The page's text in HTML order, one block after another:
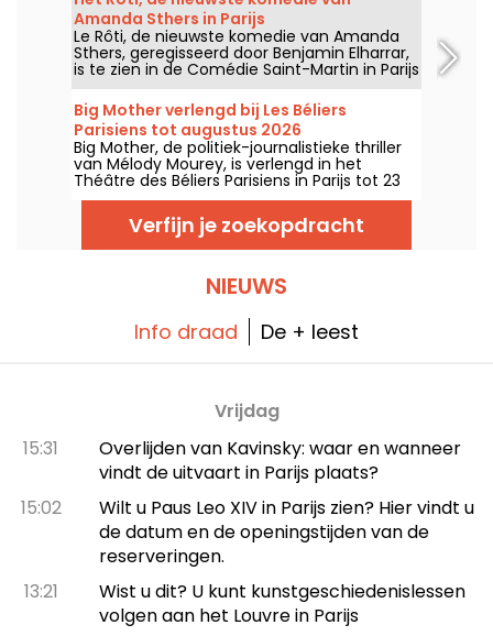
arrondissement.
Amanda Sthers in Parijs
Le Rôti, de nieuwste komedie van Amanda
Sthers, geregisseerd door Benjamin Elharrar,
is te zien in de Comédie Saint-Martin in Parijs
tot en met 15 oktober 2026.
Big Mother verlengd bij Les Béliers
Parisiens tot augustus 2026
Big Mother, de politiek-journalistieke thriller
van Mélody Mourey, is verlengd in het
Théâtre des Béliers Parisiens in Parijs tot 23
augustus 2026, met voorstellingen van
dinsdag tot en met zondag.
Verfijn je zoekopdracht
NIEUWS
Info draad De + leest
Vrijdag
15:31
Overlijden van Kavinsky: waar en wanneer
vindt de uitvaart in Parijs plaats?
15:02
Wilt u Paus Leo XIV in Parijs zien? Hier vindt u
de datum en de openingstijden van de
reserveringen.
13:21
Wist u dit? U kunt kunstgeschiedenislessen
volgen aan het Louvre in Parijs